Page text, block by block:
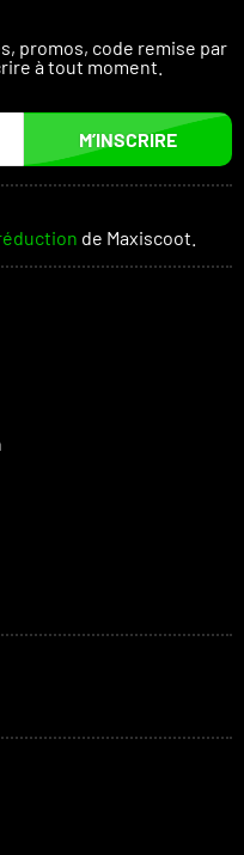
promos, code remise par
à tout moment.
M’INSCRIRE
de Maxiscoot.